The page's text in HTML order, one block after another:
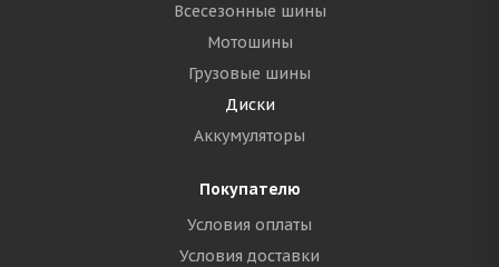
Всесезонные шины
Мотошины
Грузовые шины
Диски
Аккумуляторы
Покупателю
Условия оплаты
Условия доставки